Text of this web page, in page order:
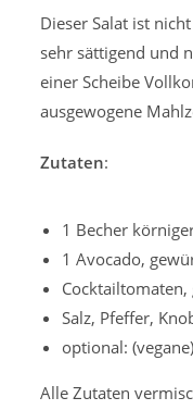
Dieser Salat ist
sehr sättigend und
einer Scheibe
ausgewogene
Zutaten:
1 Becher
1 Avocado,
Salz, Pfeffer,
optional:
Alle Zutaten